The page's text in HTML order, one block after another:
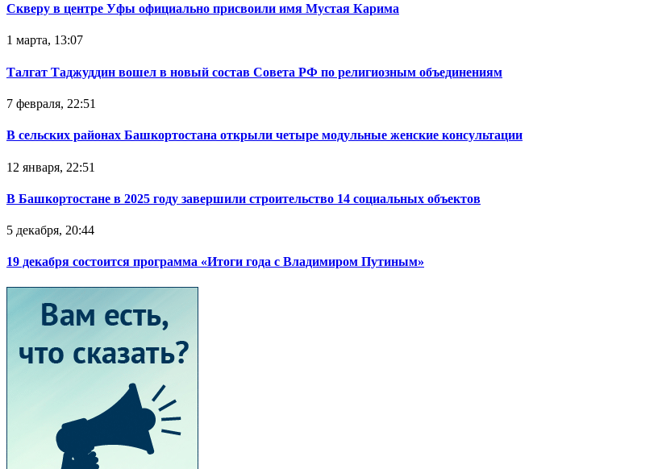
Скверу в центре Уфы официально присвоили имя Мустая Карима
1 марта, 13:07
Талгат Таджуддин вошел в новый состав Совета РФ по религиозным объединениям
7 февраля, 22:51
В сельских районах Башкортостана открыли четыре модульные женские консультации
12 января, 22:51
В Башкортостане в 2025 году завершили строительство 14 социальных объектов
5 декабря, 20:44
19 декабря состоится программа «Итоги года с Владимиром Путиным»